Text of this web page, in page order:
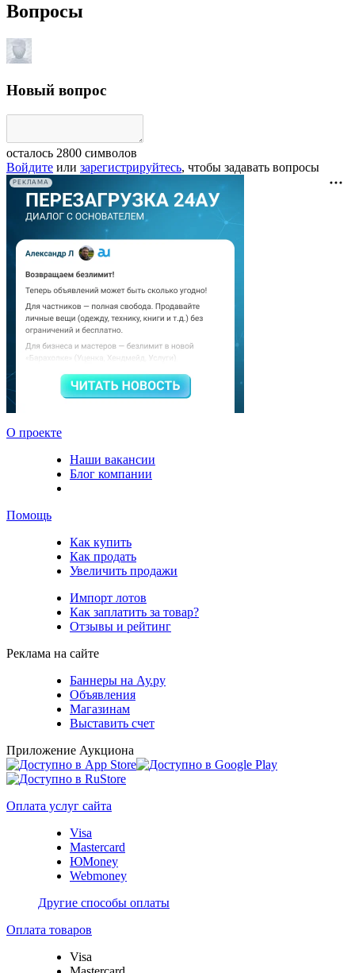
Вопросы
Новый вопрос
осталось 2800 символов
Войдите или зарегистрируйтесь, чтобы задавать вопросы
РЕКЛАМА
О проекте
Наши вакансии
Блог компании
Помощь
Как купить
Как продать
Увеличить продажи
Импорт лотов
Как заплатить за товар?
Отзывы и рейтинг
Реклама на сайте
Баннеры на Ау.ру
Объявления
Магазинам
Выставить счет
Приложение Аукциона
Оплата услуг сайта
Visa
Mastercard
ЮMoney
Webmoney
Другие способы оплаты
Оплата товаров
Visa